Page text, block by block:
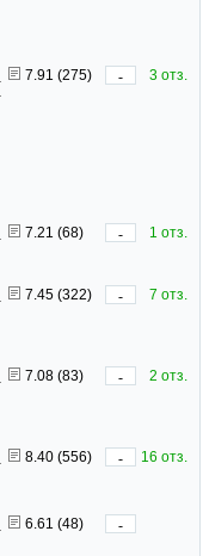
7.91 (275) -
3 отз.
7.21 (68) -
1 отз.
7.45 (322) -
7 отз.
7.08 (83) -
2 отз.
8.40 (556) -
16 отз.
6.61 (48)
-